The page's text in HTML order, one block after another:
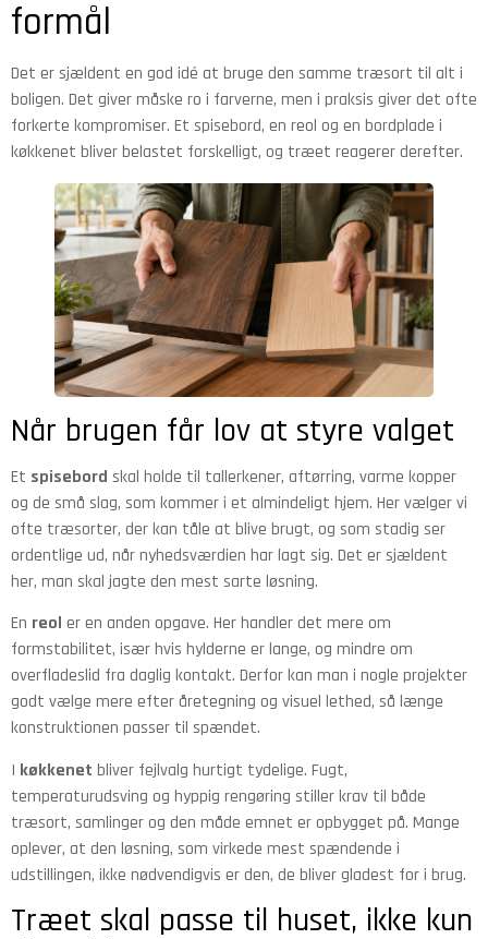
formål
Det er sjældent en god idé at bruge den samme træsort til alt i
boligen. Det giver måske ro i farverne, men i praksis giver det ofte
forkerte kompromiser. Et spisebord, en reol og en bordplade i
køkkenet bliver belastet forskelligt, og træet reagerer derefter.
Når brugen får lov at styre valget
Et spisebord skal holde til tallerkener, aftørring, varme kopper
og de små slag, som kommer i et almindeligt hjem. Her vælger vi
ofte træsorter, der kan tåle at blive brugt, og som stadig ser
ordentlige ud, når nyhedsværdien har lagt sig. Det er sjældent
her, man skal jagte den mest sarte løsning.
En reol er en anden opgave. Her handler det mere om
formstabilitet, især hvis hylderne er lange, og mindre om
overfladeslid fra daglig kontakt. Derfor kan man i nogle projekter
godt vælge mere efter åretegning og visuel lethed, så længe
konstruktionen passer til spændet.
I køkkenet bliver fejlvalg hurtigt tydelige. Fugt,
temperaturudsving og hyppig rengøring stiller krav til både
træsort, samlinger og den måde emnet er opbygget på. Mange
oplever, at den løsning, som virkede mest spændende i
udstillingen, ikke nødvendigvis er den, de bliver gladest for i brug.
Træet skal passe til huset, ikke kun